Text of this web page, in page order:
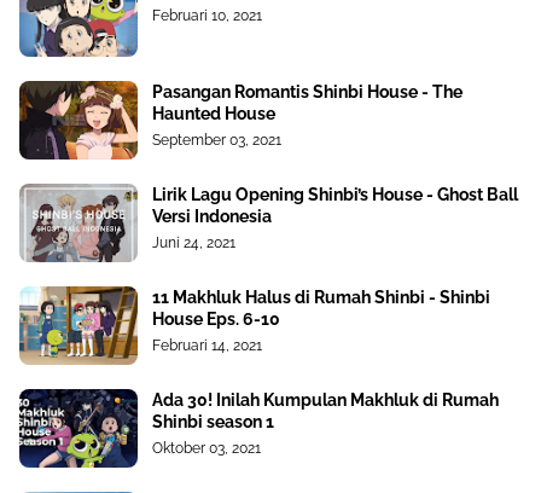
Februari 10, 2021
Pasangan Romantis Shinbi House - The
Haunted House
September 03, 2021
Lirik Lagu Opening Shinbi’s House - Ghost Ball
Versi Indonesia
Juni 24, 2021
11 Makhluk Halus di Rumah Shinbi - Shinbi
House Eps. 6-10
Februari 14, 2021
Ada 30! Inilah Kumpulan Makhluk di Rumah
Shinbi season 1
Oktober 03, 2021